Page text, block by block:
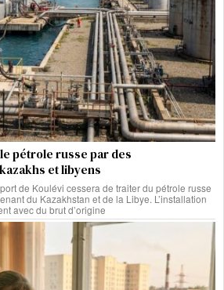
pétrole russe par des
et libyens
de Koulévi cessera de traiter du pétrole russe
du Kazakhstan et de la Libye. L’installation
avec du brut d’origine